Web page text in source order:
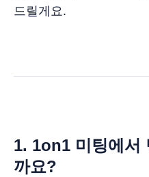
드릴게요.
1. 1on1 미팅에서
까요?